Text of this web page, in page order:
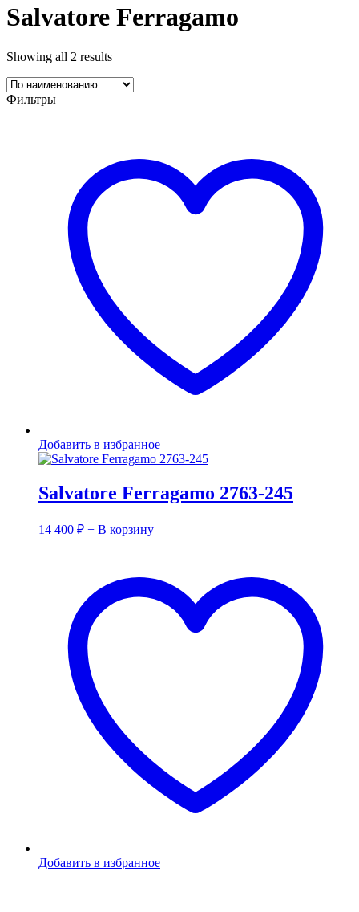
Salvatore Ferragamo
Showing all 2 results
Фильтры
Добавить в избранное
Salvatore Ferragamo 2763-245
14 400 ₽ + В корзину
Добавить в избранное